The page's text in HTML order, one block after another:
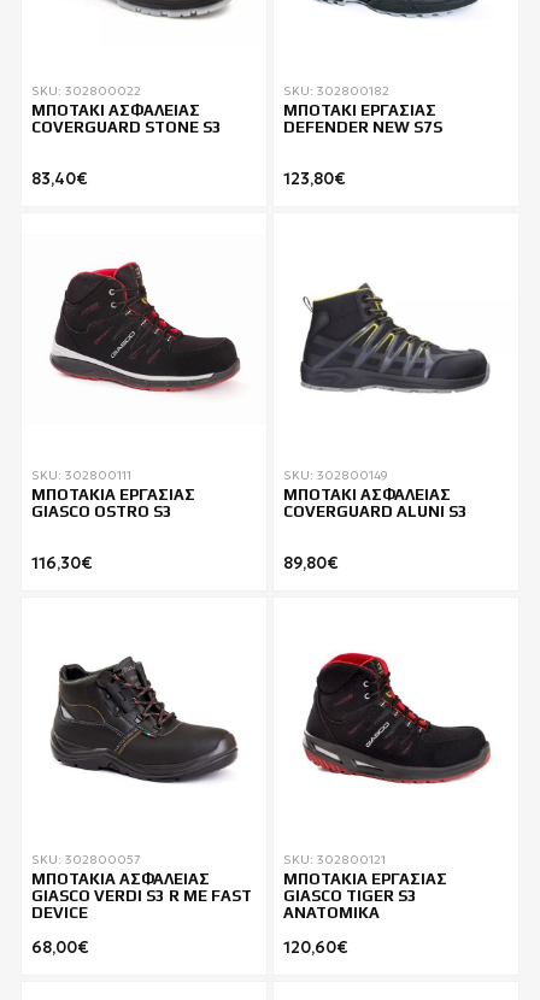
SKU: 302800022
ΜΠΟΤΑΚΙ ΑΣΦAΛΕΙΑΣ
COVERGUARD STONE S3
83,40€
SKU: 302800182
ΜΠΟΤΑΚΙ ΕΡΓΑΣΙΑΣ
DEFENDER NEW S7S
123,80€
SKU: 302800111
ΜΠΟΤΑΚΙΑ ΕΡΓΑΣΙΑΣ
GIASCO OSTRO S3
116,30€
SKU: 302800149
ΜΠΟΤΑΚΙ ΑΣΦΑΛΕΙΑΣ
COVERGUARD ALUNI S3
89,80€
SKU: 302800057
ΜΠΟΤΑΚΙΑ ΑΣΦΑΛΕΙΑΣ
GIASCO VERDI S3 R ΜΕ FAST
DEVICE
68,00€
SKU: 302800121
ΜΠΟΤΑΚΙΑ ΕΡΓΑΣΙΑΣ
GIASCO TIGER S3
ΑΝΑΤΟΜΙΚΑ
120,60€